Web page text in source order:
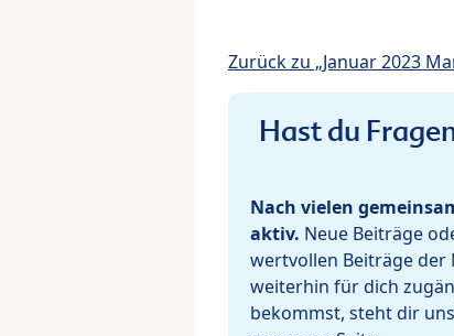
Zurück zu „Januar 2023
Hast du
Nach vielen
aktiv. Neue Beiträge
wertvollen Beiträge der
weiterhin für dich
bekommst, steht dir